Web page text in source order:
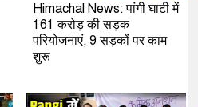
Himachal News: पांगी घाटी में
161 करोड़ की सड़क
परियोजनाएं, 9 सड़कों पर काम
शुरू